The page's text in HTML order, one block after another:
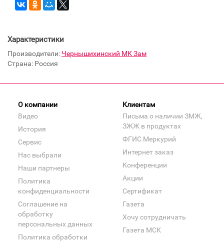
Характеристики
Производители: Чернышихинский МК Зам
Страна: Россия
О компании
Видео
История
Сервис
Нас выбрали
Наши партнеры
Политика
конфиденциальности
Соглашение на
обработку
персональных данных
Политика обработки
Клиентам
Письма о наличии ЗМЖ,
ЗЖЖ в продуктах
ФГИС Меркурий
Интернет заказ
Конференции
Акции
Сертификат
Газета
Хочу сотрудничать
Газета МСК